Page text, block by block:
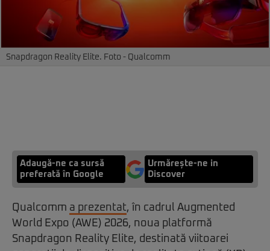
Snapdragon Reality Elite. Foto - Qualcomm
Adaugă-ne ca sursă
preferată în Google
Urmărește-ne in
Discover
Qualcomm a prezentat, în cadrul Augmented
World Expo (AWE) 2026, noua platformă
Snapdragon Reality Elite, destinată viitoarei